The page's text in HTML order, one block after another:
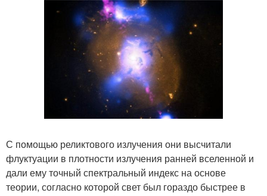
С помощью реликтового излучения они высчитали
флуктуации в плотности излучения ранней вселенной и
дали ему точный спектральный индекс на основе
теории, согласно которой свет был гораздо быстрее в